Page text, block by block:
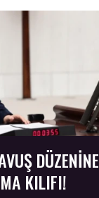
DÜZENİNE
KILIFI!